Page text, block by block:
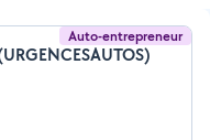
Auto-entrepreneur